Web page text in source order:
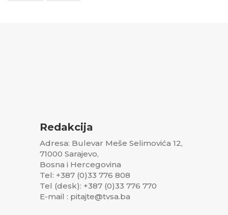
Redakcija
Adresa: Bulevar Meše Selimovića 12,
71000 Sarajevo,
Bosna i Hercegovina
Tel: +387 (0)33 776 808
Tel (desk): +387 (0)33 776 770
E-mail : pitajte@tvsa.ba